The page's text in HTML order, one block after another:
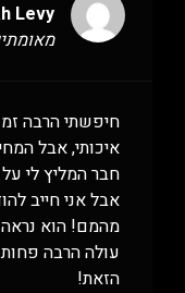
Levy
חיפשתי הרבה
איכותי, אבל
חבר המליץ לי
אבל אני חייב
מהמם! הוא נראה
עולה הרבה
הזאת!